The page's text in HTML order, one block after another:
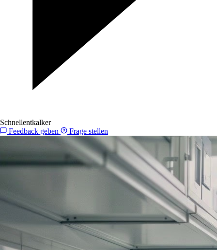
Schnellentkalker
Feedback geben
Frage stellen